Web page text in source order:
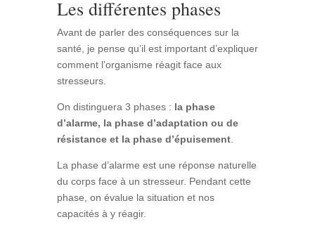
Les différentes phases
Avant de parler des conséquences sur la
santé, je pense qu’il est important d’expliquer
comment l’organisme réagit face aux
stresseurs.
On distinguera 3 phases : la phase
d’alarme, la phase d’adaptation ou de
résistance et la phase d’épuisement.
La phase d’alarme est une réponse naturelle
du corps face à un stresseur. Pendant cette
phase, on évalue la situation et nos
capacités à y réagir.